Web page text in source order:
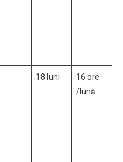
18 luni
16 ore
/lună